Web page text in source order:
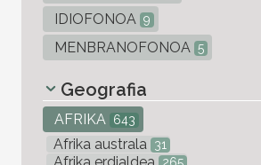
IDIOFONOA 9
MENBRANOFONOA 5
Geografia
AFRIKA 643
Afrika australa 31
265